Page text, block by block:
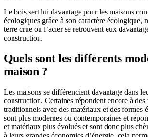
Le bois sert lui davantage pour les maisons
écologiques grâce à son caractère écologique,
terre crue ou l’acier se retrouvent eux
construction.
Quels sont les différents
maison ?
Les maisons se différencient davantage dans
construction. Certaines répondent encore à des
traditionnels avec des matériaux et des formes
sont plus modernes ou contemporaines et
et matériaux plus évolués et sont donc plus
à leurs grandes économies d’énergie, cela